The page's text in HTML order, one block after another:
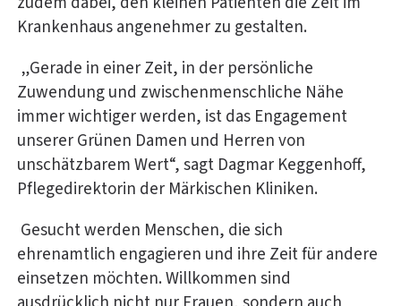
Krankenhaus angenehmer zu gestalten.
„Gerade in einer Zeit, in der persönliche
Zuwendung und zwischenmenschliche Nähe
immer wichtiger werden, ist das Engagement
unserer Grünen Damen und Herren von
unschätzbarem Wert“, sagt Dagmar Keggenhoff,
Pflegedirektorin der Märkischen Kliniken.
Gesucht werden Menschen, die sich
ehrenamtlich engagieren und ihre Zeit für andere
einsetzen möchten. Willkommen sind